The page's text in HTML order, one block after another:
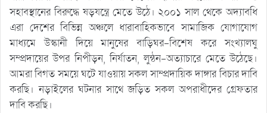
সহাবস্থানের বিরুদ্ধে ষড়যন্ত্রে মেতে উঠে। ২০০১ সাল থেকে অদ্যাবধি
এরা দেশের বিভিন্ন অঞ্চলে ধারাবাহিকভাবে সামাজিক যোগাযোগ
মাধ্যমে উস্কানী দিয়ে মানুষের বাড়িঘর-বিশেষ করে সংখ্যালঘু
সম্প্রদায়ের উপর নিপীড়ন, নির্যাতন, লুন্ঠন-অত্যাচারে মেতে উঠেছে।
আমরা বিগত সময়ে ঘটে যাওয়ায় সকল সাম্প্রদায়িক দাঙ্গার বিচার দাবি
করছি। নড়াইলের ঘটনার সাথে জড়িত সকল অপরাধীদের গ্রেফতার
দাবি করছি।